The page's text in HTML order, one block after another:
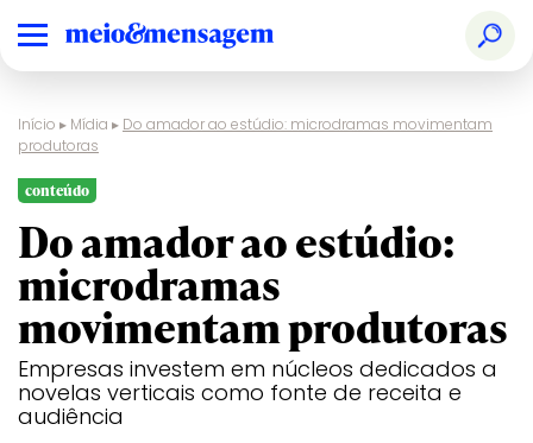
Início ▸ Mídia ▸ Do amador ao estúdio: microdramas movimentam
produtoras
conteúdo
Do amador ao estúdio:
microdramas
movimentam produtoras
Empresas investem em núcleos dedicados a
novelas verticais como fonte de receita e
audiência